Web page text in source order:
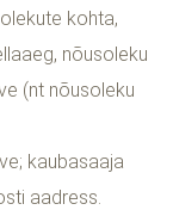
kohta,
nõusoleku
(nt nõusoleku
kaubasaaja
aadress.